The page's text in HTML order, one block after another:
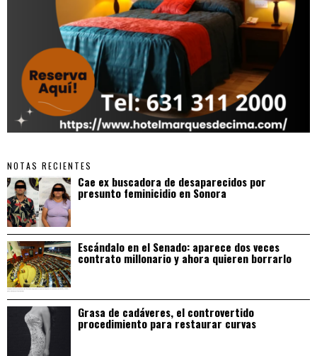
NOTAS RECIENTES
Cae ex buscadora de desaparecidos por
presunto feminicidio en Sonora
Escándalo en el Senado: aparece dos veces
contrato millonario y ahora quieren borrarlo
Grasa de cadáveres, el controvertido
procedimiento para restaurar curvas